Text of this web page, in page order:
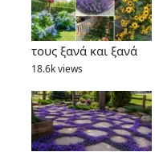
τους ξανά και ξανά
18.6k views